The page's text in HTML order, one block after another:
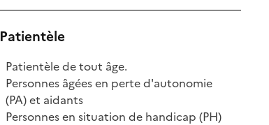
Patientèle
Patientèle de tout âge.
Personnes âgées en perte d'autonomie
(PA) et aidants
Personnes en situation de handicap (PH)